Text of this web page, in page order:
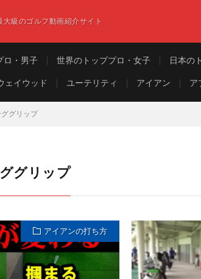
大級のゴルフ動画紹介サイト
ロ・男子 世界のトッププロ・女子 日本の
ェイウッド ユーテリティ アイアン ア
グリップ
グリップ
アイアンの打ち方